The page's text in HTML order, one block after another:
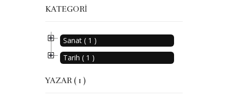
KATEGORI
Sanat ( 1 )
Tarih ( 1 )
YAZAR ( 1 )